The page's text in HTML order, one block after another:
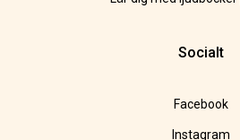
Socialt
Facebook
Instagram